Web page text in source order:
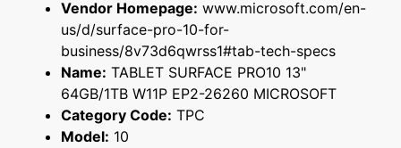
Vendor Homepage: www.microsoft.com/en-
us/d/surface-pro-10-for-
business/8v73d6qwrss1#tab-tech-specs
Name: TABLET SURFACE PRO10 13"
64GB/1TB W11P EP2-26260 MICROSOFT
Category Code: TPC
Model: 10